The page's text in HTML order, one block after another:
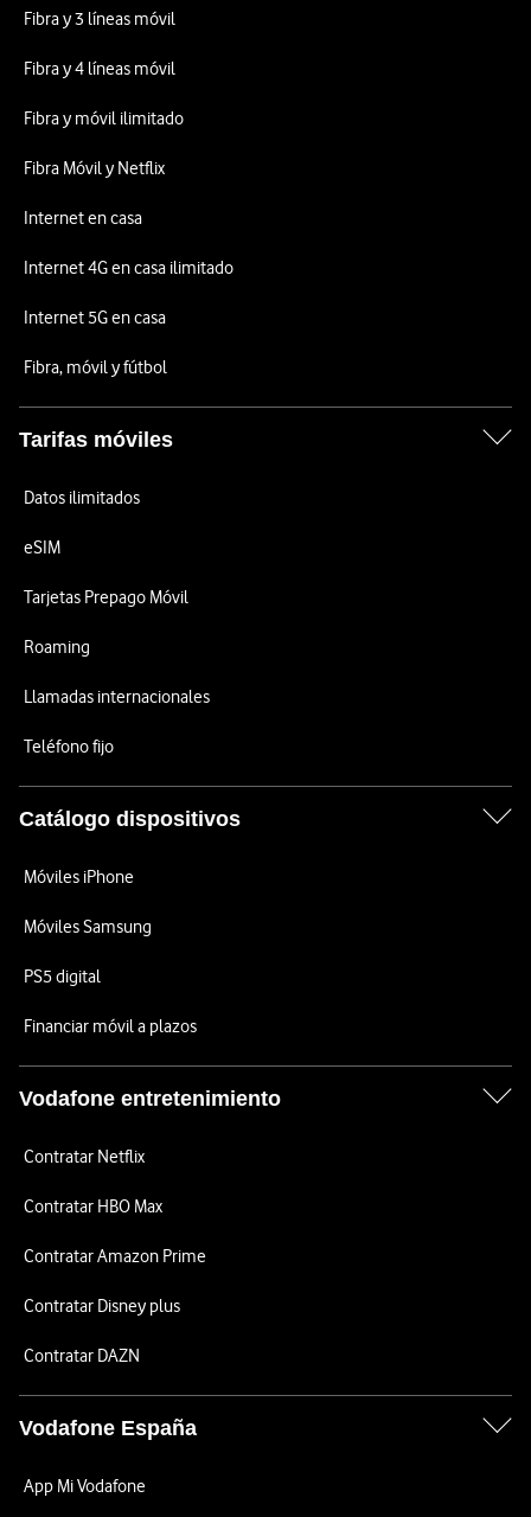
Fibra y 3 líneas móvil
Fibra y 4 líneas móvil
Fibra y móvil ilimitado
Fibra Móvil y Netflix
Internet en casa
Internet 4G en casa ilimitado
Internet 5G en casa
Fibra, móvil y fútbol
Tarifas móviles
Datos ilimitados
eSIM
Tarjetas Prepago Móvil
Roaming
Llamadas internacionales
Teléfono fijo
Catálogo dispositivos
Móviles iPhone
Móviles Samsung
PS5 digital
Financiar móvil a plazos
Vodafone entretenimiento
Contratar Netflix
Contratar HBO Max
Contratar Amazon Prime
Contratar Disney plus
Contratar DAZN
Vodafone España
App Mi Vodafone